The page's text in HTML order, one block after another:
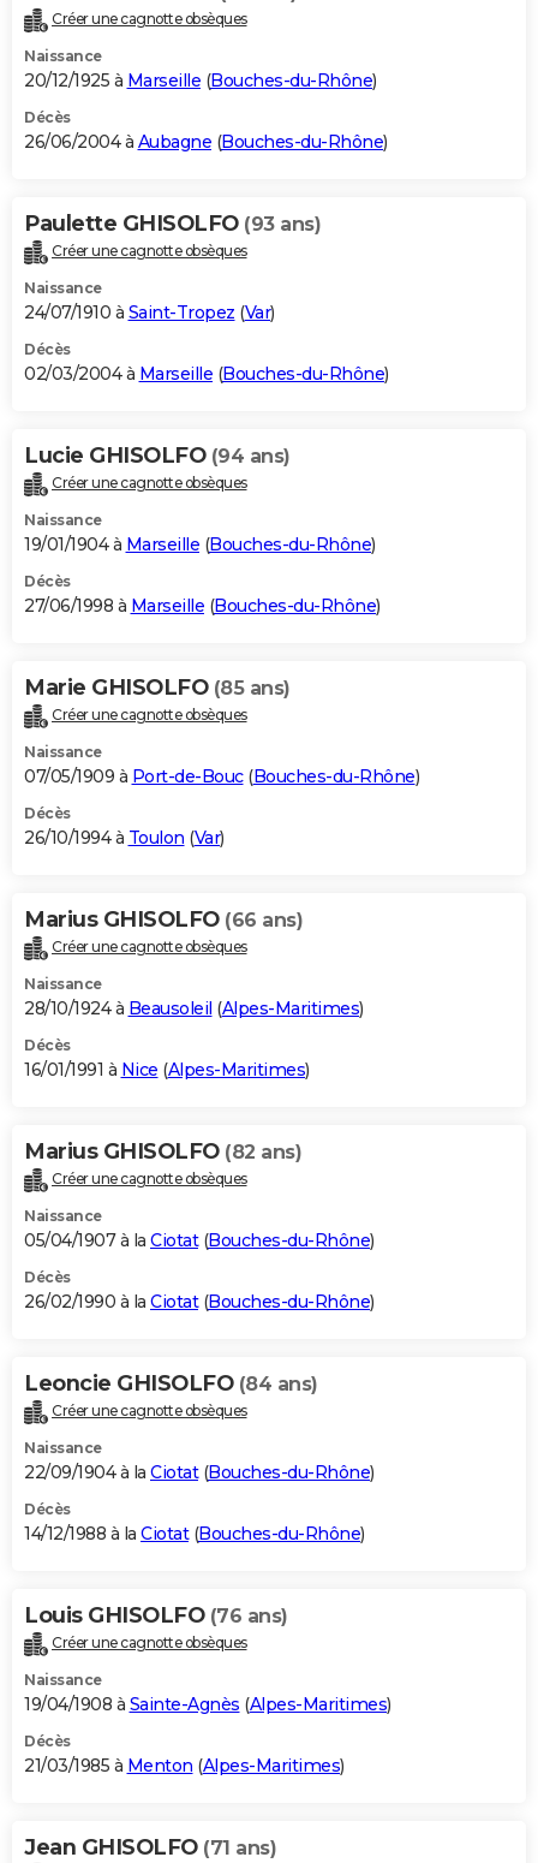
Créer une cagnotte obsèques
Naissance
20/12/1925 à Marseille (Bouches-du-Rhône)
Décès
26/06/2004 à Aubagne (Bouches-du-Rhône)
Paulette GHISOLFO (93 ans)
Créer une cagnotte obsèques
Naissance
24/07/1910 à Saint-Tropez (Var)
Décès
02/03/2004 à Marseille (Bouches-du-Rhône)
Lucie GHISOLFO (94 ans)
Créer une cagnotte obsèques
Naissance
19/01/1904 à Marseille (Bouches-du-Rhône)
Décès
27/06/1998 à Marseille (Bouches-du-Rhône)
Marie GHISOLFO (85 ans)
Créer une cagnotte obsèques
Naissance
07/05/1909 à Port-de-Bouc(Bouches-du-Rhône)
Décès
26/10/1994 à Toulon (Var)
Marius GHISOLFO (66 ans)
Créer une cagnotte obsèques
Naissance
28/10/1924 à Beausoleil (Alpes-Maritimes)
Décès
16/01/1991 à Nice (Alpes-Maritimes)
Marius GHISOLFO (82 ans)
Créer une cagnotte obsèques
Naissance
05/04/1907 à la Ciotat(Bouches-du-Rhône)
Décès
26/02/1990 à la Ciotat(Bouches-du-Rhône)
Leoncie GHISOLFO (84 ans)
Créer une cagnotte obsèques
Naissance
22/09/1904 à la Ciotat(Bouches-du-Rhône)
Décès
14/12/1988 à la Ciotat(Bouches-du-Rhône)
Louis GHISOLFO (76 ans)
Créer une cagnotte obsèques
Naissance
19/04/1908 à Sainte-Agnès (Alpes-Maritimes)
Décès
21/03/1985 à Menton (Alpes-Maritimes)
Jean GHISOLFO (71 ans)